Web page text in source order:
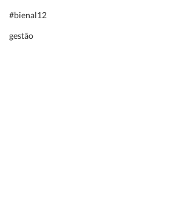
#bienal12
gestão